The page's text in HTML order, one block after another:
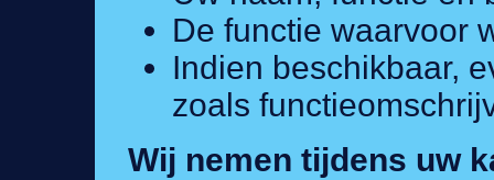
De functie waarvoor
Indien beschikbaar,
zoals
Wij nemen tijdens uw